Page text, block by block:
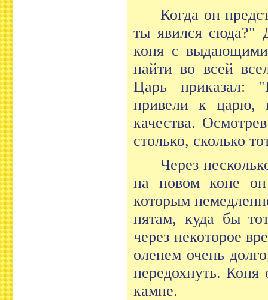
Когда он
ты явился сюда?"
коня с
найти во всей
Царь приказал:
привели к царю,
качества.
столько, сколько
Через
на новом коне
которым
пятам, куда бы
через некоторое
оленем очень
передохнуть. Коня
камне.